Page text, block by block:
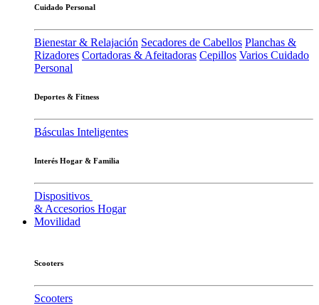
Cuidado Personal
Bienestar & Relajación Secadores de Cabellos Planchas &
Rizadores Cortadoras & Afeitadoras Cepillos Varios Cuidado
Personal
Deportes & Fitness
Básculas Inteligentes
Interés Hogar & Familia
Dispositivos
& Accesorios Hogar
Movilidad
Scooters
Scooters